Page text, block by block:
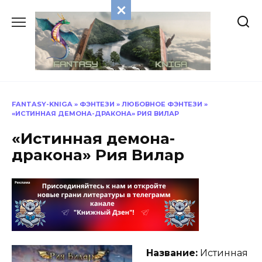
содержанию
FANTASY-KNIGA » ФЭНТЕЗИ » ЛЮБОВНОЕ ФЭНТЕЗИ »
«ИСТИННАЯ ДЕМОНА-ДРАКОНА» РИЯ ВИЛАР
«Истинная демона-
дракона» Рия Вилар
Название: Истинная